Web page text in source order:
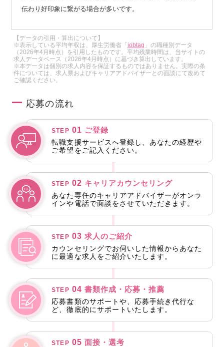
伝わり好印象に繋がる場合が多いです。
【データの引用・算出について】
※表示している平均年収は、厚生労働省「jobtag 」の職種別データ
（2026年4月時点）を引用したものです。平均残業時間は、当サイトの
求人データベース（2026年4月時点）に基づき算出しています。
※本データは個別の求人内容を保証するものではありません。実際の条
件については、求人票およびキャリアアドバイザーとの面談にて改めて
ご確認ください。
応募の流れ
STEP 01 ご登録
転職支援サービスへ登録し、あなたの経歴や
ご希望をご記入ください。
STEP 02 キャリアカウンセリング
あなた専任のキャリアアドバイザーがオンラ
インや電話で面談をさせていただきます。
STEP 03 求人のご紹介
カウンセリングでお伺いした情報からあなた
に最適な求人をご紹介いたします。
STEP 04 書類作成・応募・推薦
応募書類のサポートや、応募手続き代行な
ど、徹底的にサポートいたします。
STEP 05 面接・選考